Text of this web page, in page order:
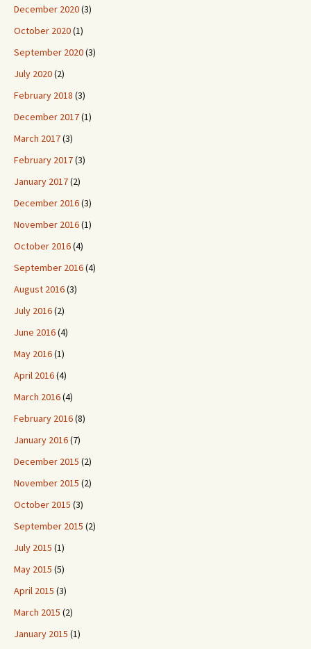
December 2020(3)
October 2020(1)
September 2020(3)
July 2020(2)
February 2018 (3)
December 2017(1)
March 2017(3)
February 2017(3)
January 2017(2)
December 2016(3)
November 2016(1)
October 2016(4)
September 2016(4)
August 2016(3)
July 2016(2)
June 2016(4)
May 2016(1)
April 2016(4)
March 2016(4)
February 2016(8)
January 2016(7)
December 2015 (2)
November 2015 (2)
October 2015 (3)
September 2015 (2)
July 2015 (1)
May 2015 (5)
April 2015 (3)
March 2015 (2)
January 2015 (1)